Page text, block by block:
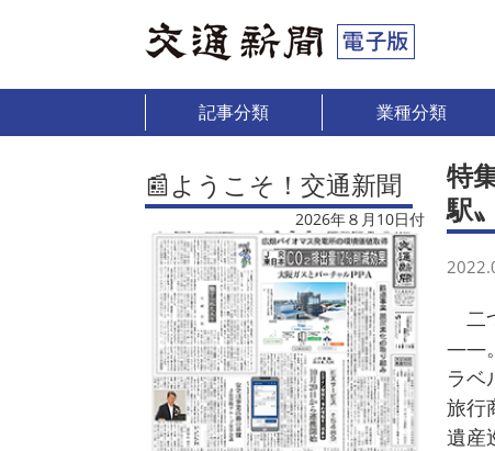
記事分類 業種分類
📰ようこそ！交通新聞
2026年８月10日付
特
駅
二
――
ラベ
旅行
遺産